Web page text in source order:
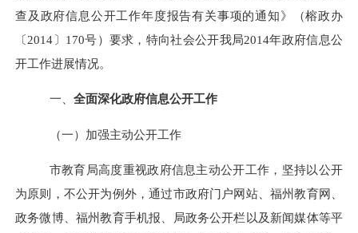
查及政府信息公开工作年度报告有关事项的通知》（榕政办
〔2014〕170号）要求，特向社会公开我局2014年政府信息公
开工作进展情况。
一、 全面深化政府信息公开工作
（一）加强主动公开工作
市教育局高度重视政府信息主动公开工作，坚持以公开
为原则，不公开为例外，通过市政府门户网站、福州教育网、
政务微博、福州教育手机报、局政务公开栏以及新闻媒体等平